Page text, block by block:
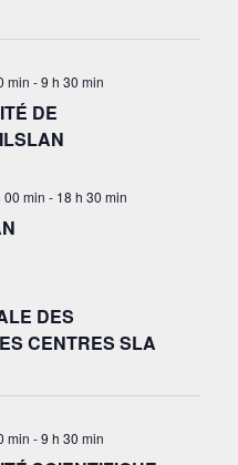
min -9 h 30 min
DE
00 min - 18 h 30 min
DES
CENTRES SLA
min -9 h 30 min